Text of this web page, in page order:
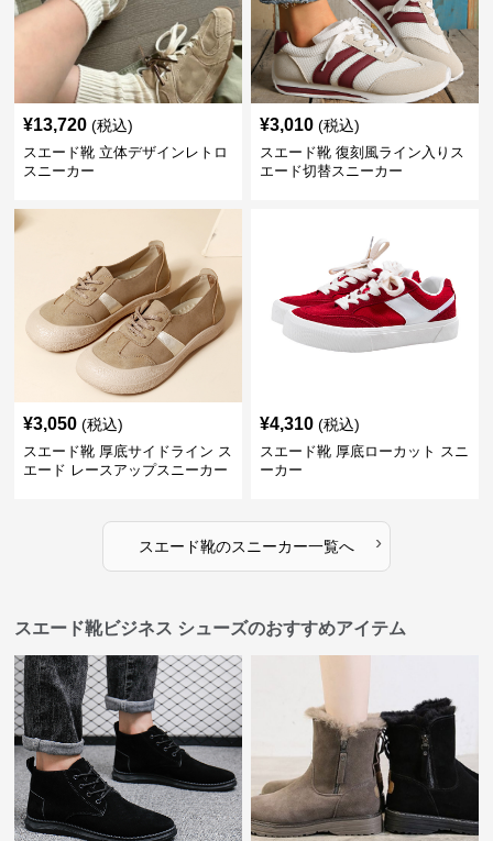
¥13,720 (税込)
スエード靴 立体デザインレトロ
スニーカー
¥3,010 (税込)
スエード靴 復刻風ライン入りス
エード切替スニーカー
¥3,050 (税込)
スエード靴 厚底サイドライン ス
エード レースアップスニーカー
¥4,310 (税込)
スエード靴 厚底ローカット スニ
ーカー
スエード靴のスニーカー一覧へ ›
スエード靴ビジネス シューズのおすすめアイテム